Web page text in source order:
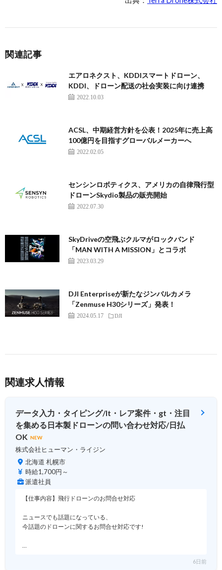
関連記事
エアロネクスト、KDDIスマートドローン、
KDDI、ドローン配送の社会実装に向け連携
2022.10.03
ACSL、中期経営方針を公表！2025年に売上高
100億円を目指すグローバルメーカーへ
2022.02.05
センシンロボティクス、アメリカの自律飛行型
ドローンSkydio製品の販売開始
2022.07.30
SkyDriveの空飛ぶクルマがロックバンド
「MAN WITH A MISSION」とコラボ
2023.03.29
DJI Enterpriseが新たなジンバルカメラ
「Zenmuse H30シリーズ」発表！
2024.05.17 DJI
関連求人情報
データ入力・タイピング/lt・レア案件・gt・注目
を集める日本製ドローンの問い合わせ対応/日払
OK NEW
株式会社ヒューマン・ライジン
北海道 札幌市
時給1,700円～
派遣社員
【仕事内容】飛行ドローンのお問合せ対応
ニュースでも話題になっている、
今話題のドローンに関するお問合せ対応です!
6日前